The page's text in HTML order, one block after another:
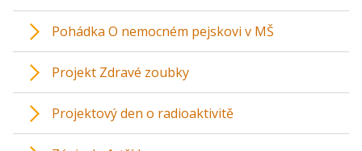
Pohádka O nemocném pejskovi v MŠ
Projekt Zdravé zoubky
Projektový den o radioaktivitě